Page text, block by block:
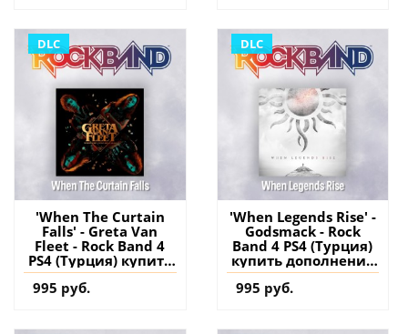
DLC
'When The Curtain
Falls' - Greta Van
Fleet - Rock Band 4
PS4 (Турция) купить
дополнение на
аккаунт
995 руб.
DLC
'When Legends Rise' -
Godsmack - Rock
Band 4 PS4 (Турция)
купить дополнение
на аккаунт
995 руб.